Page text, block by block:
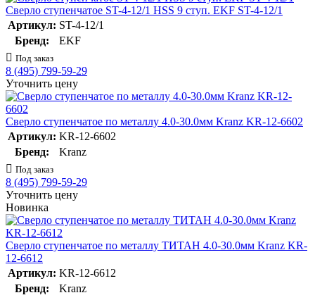
Сверло ступенчатое ST-4-12/1 HSS 9 ступ. EKF ST-4-12/1
Артикул: ST-4-12/1
Бренд:
EKF
Под заказ
8 (495) 799-59-29
Уточнить цену
Сверло ступенчатое по металлу 4.0-30.0мм Kranz KR-12-6602
Артикул: KR-12-6602
Бренд:
Kranz
Под заказ
8 (495) 799-59-29
Уточнить цену
Новинка
Сверло ступенчатое по металлу ТИТАН 4.0-30.0мм Kranz KR-
12-6612
Артикул: KR-12-6612
Бренд:
Kranz